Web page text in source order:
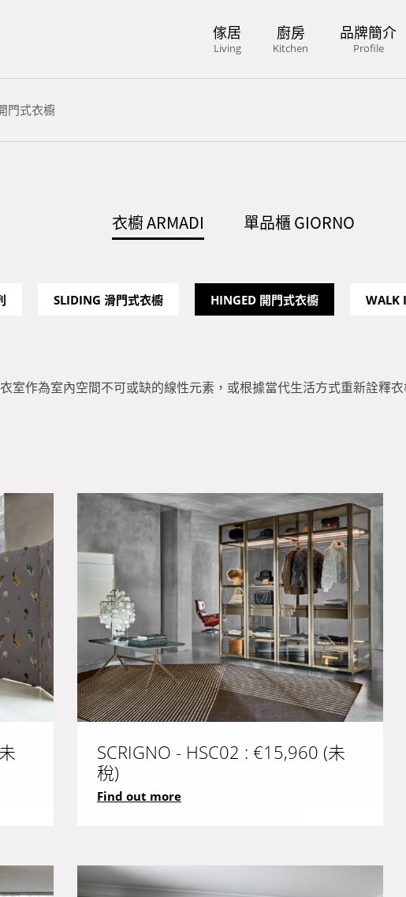
傢居
Living
廚房
Kitchen
品牌簡介
Profile
門式衣櫥
衣櫥 ARMADI 單品櫃 GIORNO
SLIDING 滑門式衣櫥 HINGED 開門式衣櫥 WALK
室作為室內空間不可或缺的線性元素，或根據當代生活方式重新詮釋
SCRIGNO - HSC02 : €15,960 (未
稅)
Find out more